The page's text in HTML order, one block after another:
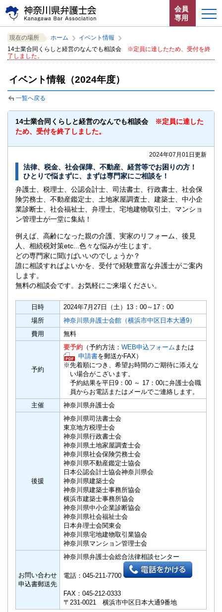
ー
ジ
の
す。
文
へ
ジ
会員
専用
こ
こ
ら
ト
共
サ
イ
内
メ
ュ
ホーム
お知らせ
神奈川県弁護士会とは
よくある質問
閉じる
イ
ト
内 現在の場所 ホーム
イベント情報
14士業合同くらしと経営のなんでも相談会 ※定員に達したため、受付を終
了しました。
イベント情報（2024年度）
一覧へ戻る
14士業合同くらしと経営のなんでも相談会 ※定員に達した
ため、受付を終了しました。
2024年07月01日更新
法律、税金、社会保障、不動産、経営等でお困りの方！
ひとりで悩まずに、まずは専門家にご相談を！
弁護士、税理士、公認会計士、司法書士、行政書士、社会保
険労務士、不動産鑑定士、土地家屋調査士、建築士、中小企
業診断士、社会福祉士、弁理士、宅地建物取引士、マンショ
ン管理士が一堂に集結！
例えば、高齢になった親の介護、実家のリフォーム、後見
人、相続税対策etc...色々な悩みが生じます。
どの専門家に聞けばいいのでしょうか？
誰に相談すればよいかを、受付で経験豊富な弁護士がご案内
します。
無料の相談会です。お気軽にご来場ください。
日時
2024年7月27日（土）13：00～17：00
場所
神奈川県弁護士会館（横浜市中区日本大通9）
費用
無料
予約
要予約 （予約方法： WEB申込フォーム または
申請書を郵送かFAX）
※先着順につき、希望お時間のご期待に添えな
い場合がこざいます。
予約結果を平日9：00 ～ 17：00に弁護士会職
員からお電話またはメールでご連絡します。
主催
神奈川県弁護士会
後援
神奈川県司法書士会
東京地方税理士会
神奈川県行政書士会
神奈川県土地家屋調査士会
神奈川県社会保険労務士会
神奈川県不動産鑑定士協会
日本公認会計士協会神奈川県会
神奈川県建築士会
神奈川県建築士事務所協会
横浜市建築士事務所協会
神奈川県中小企業診断協会
神奈川県社会福祉士会
日本弁理士会関東会
神奈川県宅地建物取引業協会
神奈川県マンション管理士会
お問い合わせ
申込書郵送先
神奈川県弁護士会総合法律相談センター
電話：045-211-7700
FAX：045-212-0333
〒231-0021 横浜市中区日本大通9番地